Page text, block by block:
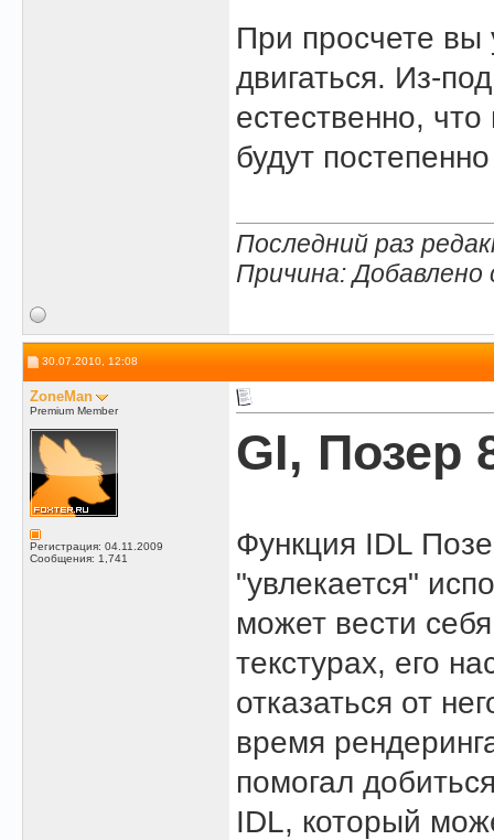
При просчете вы
двигаться. Из-
естественно,
будут
Последний раз
Причина:
30.07.2010, 12:08
ZoneMan
Premium Member
Регистрация: 04.11.2009
Сообщения: 1,741
GI, Позер
Функция IDL
"увлекается"
может вести
текстурах, его
отказаться от
время
помогал
IDL, который